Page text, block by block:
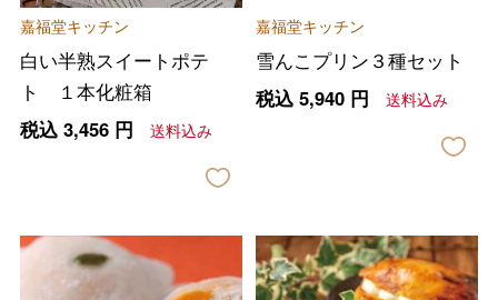
嘉福堂キッチン
白い半熟スイートポテ
ト １本化粧箱
税込 3,456円 送料込み
嘉福堂キッチン
雪んこプリン３種セット
税込 5,940円 送料込み